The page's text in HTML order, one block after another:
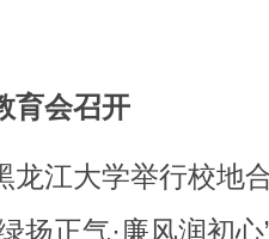
育会召开